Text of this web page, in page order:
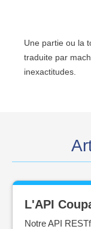
Une partie ou la
traduite par
inexactitudes.
L'API
Notre API